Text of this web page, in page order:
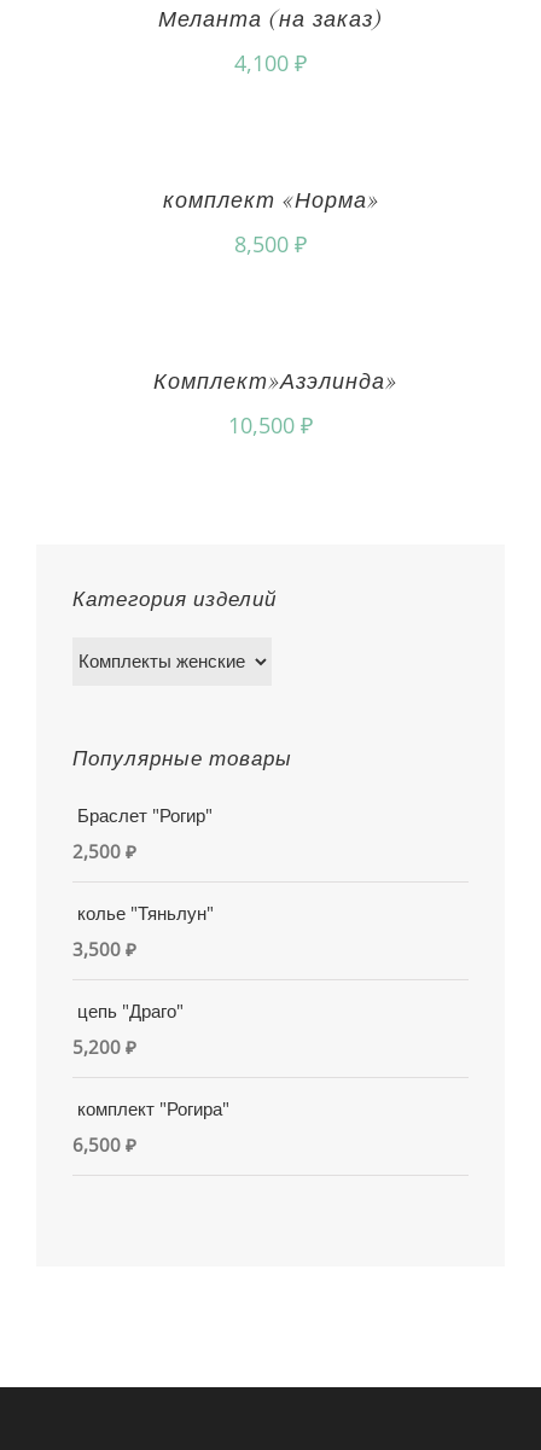
Меланта (на заказ)
4,100 ₽
комплект «Норма»
8,500 ₽
Комплект»Азэлинда»
10,500 ₽
Категория изделий
Популярные товары
Браслет "Рогир"
2,500 ₽
колье "Тяньлун"
3,500 ₽
цепь "Драго"
5,200 ₽
комплект "Рогира"
6,500 ₽